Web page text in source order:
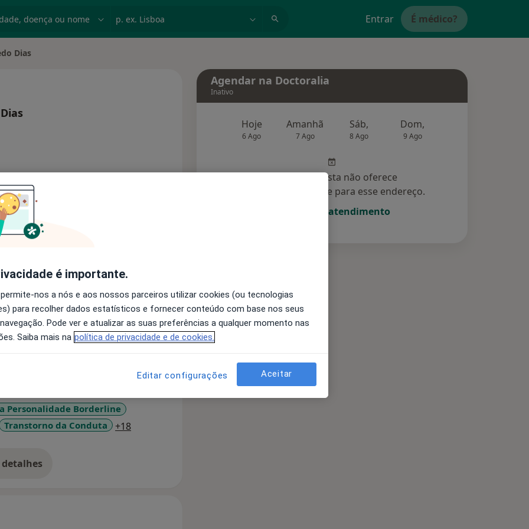
Entrar É médico?
Dias
Solicite um atendimento
Consultórios
de Psicologia, da Universidade de
Integrativa. Dedico-
uma vez que acredito que a
Tenho experiência em
jovens e adultos, com
Personalidade Borderline
Transtorno da Conduta +18a11y_sr_more_diseases
a experiência
Agendar na Doctoralia
Inativo
Hoje
6 Ago
Amanhã
7 Ago
Sáb,
8 Ago
Dom,
9 Ago
Esse especialista não oferece
agendamento online para esse endereço.
Solicite um atendimento
é importante.
nos a nós e aos nossos parceiros utilizar cookies (ou tecnologias
para recolher dados estatísticos e fornecer conteúdo com base nos seus
Pode ver e atualizar as suas preferências a qualquer momento nas
Saiba mais na política de privacidade e de cookies.
Editar configurações Aceitar